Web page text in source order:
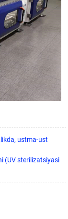
ustma-ust
(UV sterilizatsiyasi